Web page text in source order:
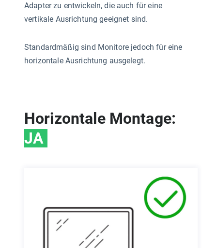
Adapter zu entwickeln, die auch für eine
vertikale Ausrichtung geeignet sind.
Standardmäßig sind Monitore jedoch für eine
horizontale Ausrichtung ausgelegt.
Horizontale Montage:
JA